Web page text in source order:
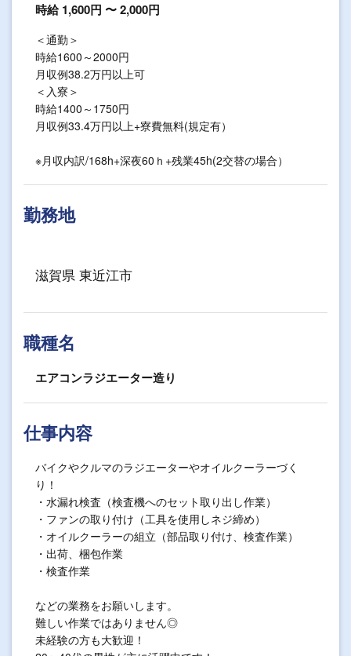
時給 1,600円 〜 2,000円
＜通勤＞
時給1600～2000円
月収例38.2万円以上可
＜入寮＞
時給1400～1750円
月収例33.4万円以上+寮費無料(規定有）
※月収内訳/168h+深夜60ｈ+残業45h(2交替の場合）
勤務地
滋賀県 東近江市
職種名
エアコンラジエーター造り
仕事内容
バイクやクルマのラジエーターやオイルクーラーづく
り！
・水漏れ検査（検査機へのセット取り出し作業）
・ファンの取り付け（工具を使用しネジ締め）
・オイルクーラーの組立（部品取り付け、検査作業）
・出荷、梱包作業
・検査作業
などの業務をお願いします。
難しい作業ではありません◎
未経験の方も大歓迎！